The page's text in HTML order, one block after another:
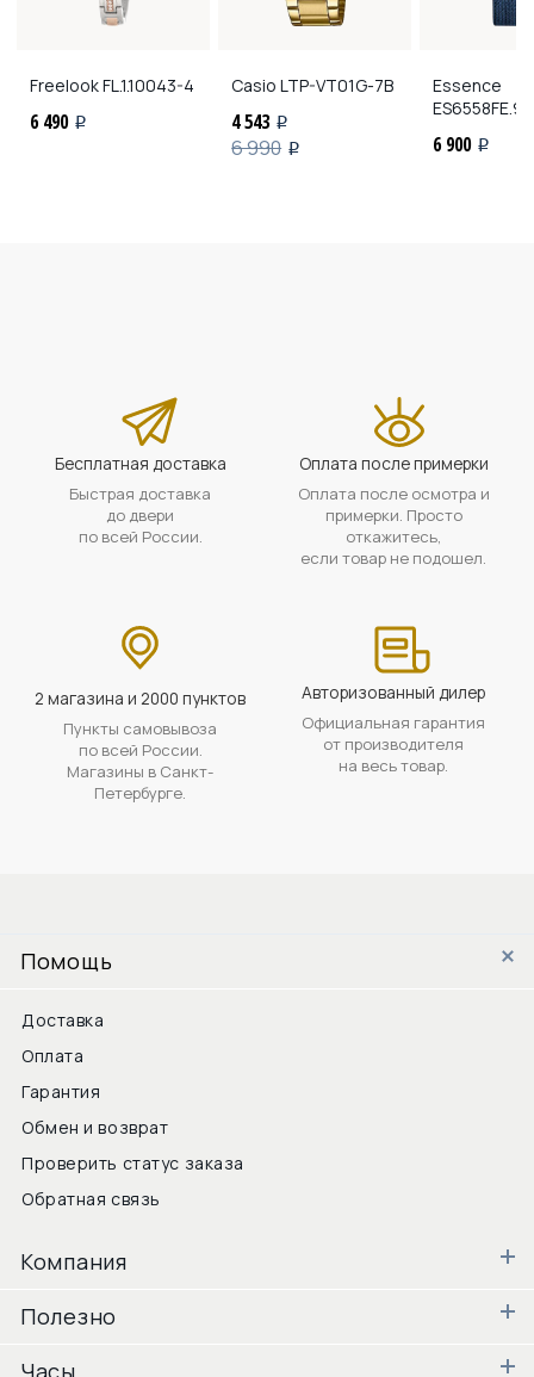
FreelookFL.1.10043-4
6 490 i
Casio LTP-VT01G-7B
4 543 i
6 990 i
Essence
6 900 i
Бесплатная доставка
Быстрая доставка
до двери
по всей России.
Оплата после примерки
Оплата после осмотра и
примерки. Просто
откажитесь,
если товар не подошел.
2 магазина и 2000 пунктов
Пункты самовывоза
по всей России.
Магазины в Санкт-
Петербурге.
Авторизованный дилер
Официальная гарантия
от производителя
на весь товар.
Помощь
Доставка
Оплата
Гарантия
Обмен и возврат
Проверить статус заказа
Обратная связь
Компания
Полезно
Часы